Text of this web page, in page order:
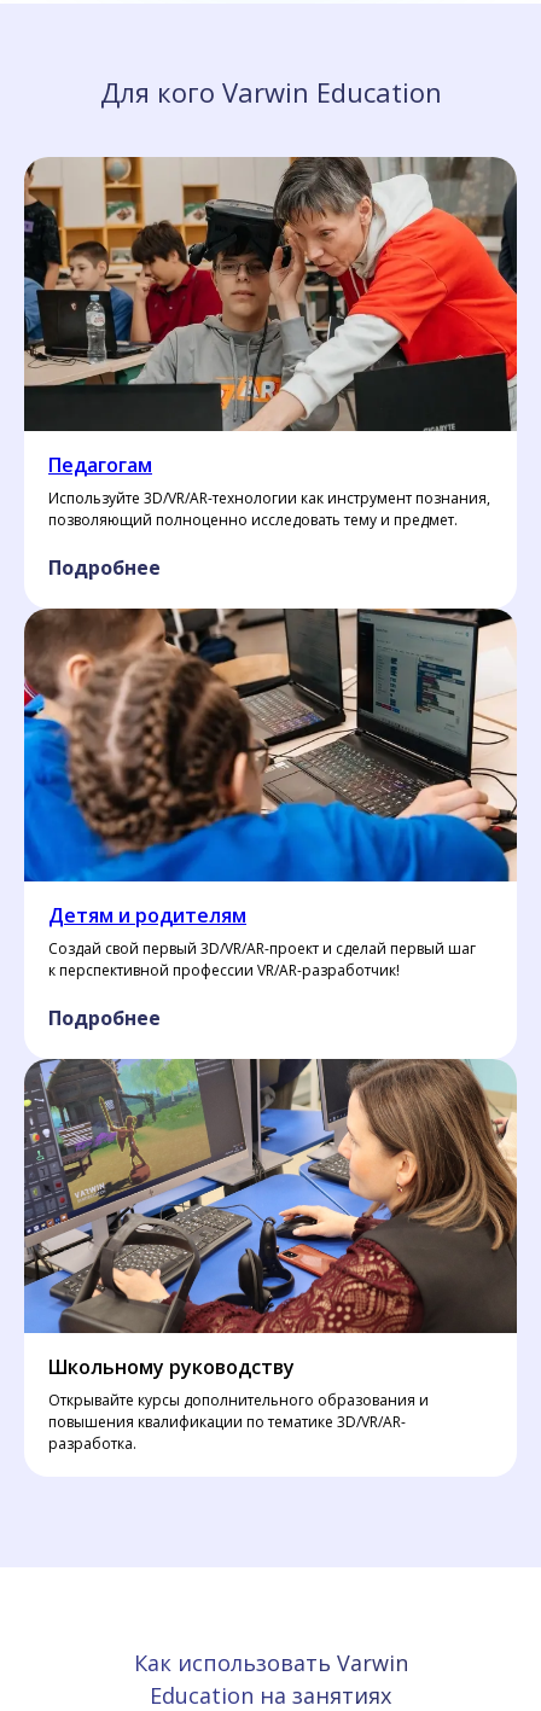
Для кого Varwin Education
Педагогам
Используйте 3D/VR/AR-технологии как инструмент познания,
позволяющий полноценно исследовать тему и предмет.
Подробнее
Детям и родителям
Создай свой первый 3D/VR/AR-проект и сделай первый шаг
к перспективной профессии VR/AR-разработчик!
Подробнее
Школьному руководству
Открывайте курсы дополнительного образования и
повышения квалификации по тематике 3D/VR/AR-
разработка.
Как использовать Varwin
Education на занятиях